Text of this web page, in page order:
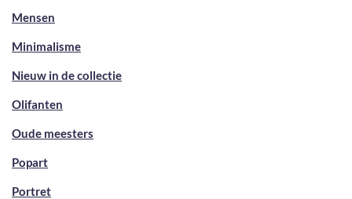
Mensen
Minimalisme
Nieuw in de collectie
Olifanten
Oude meesters
Popart
Portret